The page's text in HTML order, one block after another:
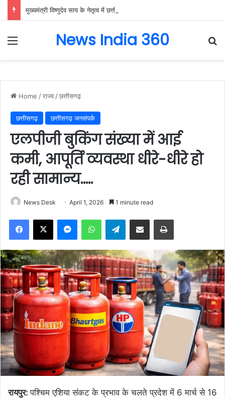
Menu News India 360
Home /राज्य /छत्तीसगढ़
छत्तीसगढ़ छत्तीसगढ़ जनसंपर्क
एलपीजी बुकिंग संख्या में आई
कमी, आपूर्ति व्यवस्था धीरे-धीरे हो
रही सामान्य…..
News Desk April 1, 2026 1 minute read
Facebook
X MessengerWhatsAppTelegramShare via Email Print
रायपुर:पश्चिम एशिया संकट के प्रभाव के चलते प्रदेश में 6 मार्च से 16